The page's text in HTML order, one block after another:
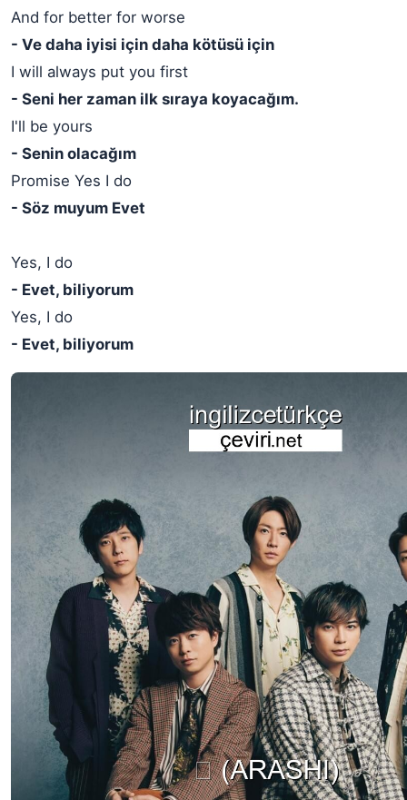
And for better for worse
- Ve daha iyisi için daha kötüsü için
I will always put you first
- Seni her zaman ilk sıraya koyacağım.
I'll be yours
- Senin olacağım
Promise Yes I do
- Söz muyum Evet
Yes, I do
- Evet, biliyorum
Yes, I do
- Evet, biliyorum